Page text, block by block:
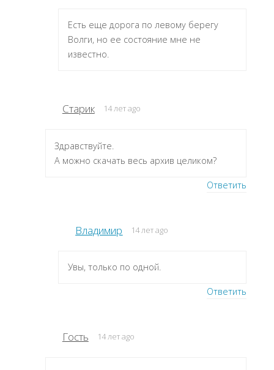
Есть еще дорога по левому берегу
Волги, но ее состояние мне не
известно.
Старик 14 лет ago
Здравствуйте.
А можно скачать весь архив целиком?
Ответить
Владимир 14 лет ago
Увы, только по одной.
Ответить
Гость 14 лет ago